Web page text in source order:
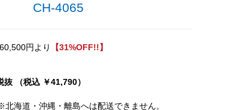
CH-4065
円より
【31%OFF!!】
抜 （税込 ￥41,790）
北海道・沖縄・離島へは配送できません。